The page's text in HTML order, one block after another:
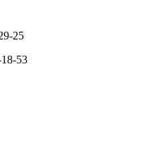
25
53